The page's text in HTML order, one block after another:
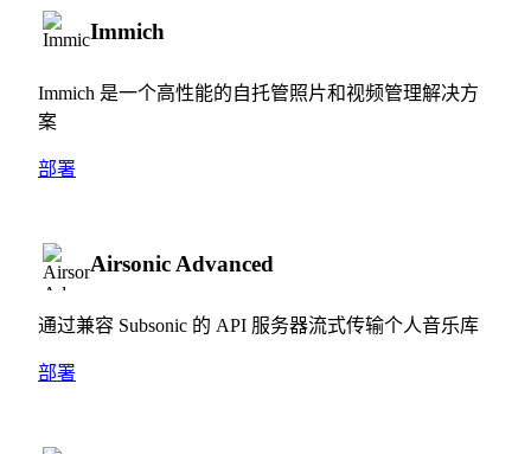
Immich
Immich 是一个高性能的自托管照片和视频管理解决方
案
部署
Airsonic Advanced
通过兼容 Subsonic 的 API 服务器流式传输个人音乐库
部署